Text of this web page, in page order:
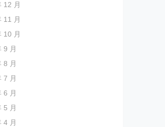
12 月
11 月
10 月
9 月
8 月
7 月
6 月
5 月
4 月